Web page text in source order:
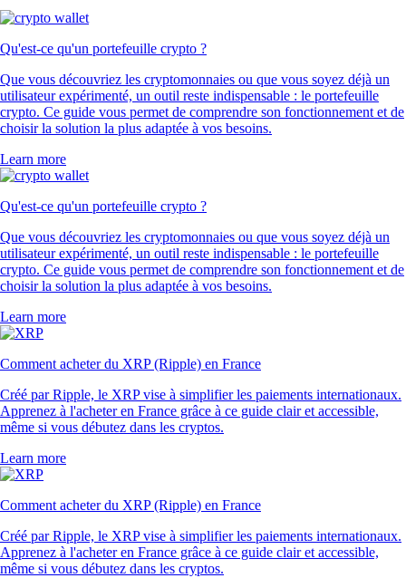
Qu'est-ce qu'un portefeuille crypto ?
Que vous découvriez les cryptomonnaies ou que vous soyez déjà un
utilisateur expérimenté, un outil reste indispensable : le portefeuille
crypto. Ce guide vous permet de comprendre son fonctionnement et de
choisir la solution la plus adaptée à vos besoins.
Learn more
Qu'est-ce qu'un portefeuille crypto ?
Que vous découvriez les cryptomonnaies ou que vous soyez déjà un
utilisateur expérimenté, un outil reste indispensable : le portefeuille
crypto. Ce guide vous permet de comprendre son fonctionnement et de
choisir la solution la plus adaptée à vos besoins.
Learn more
Comment acheter du XRP (Ripple) en France
Créé par Ripple, le XRP vise à simplifier les paiements internationaux.
Apprenez à l'acheter en France grâce à ce guide clair et accessible,
même si vous débutez dans les cryptos.
Learn more
Comment acheter du XRP (Ripple) en France
Créé par Ripple, le XRP vise à simplifier les paiements internationaux.
Apprenez à l'acheter en France grâce à ce guide clair et accessible,
même si vous débutez dans les cryptos.